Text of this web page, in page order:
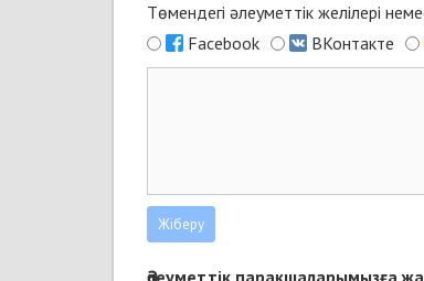
Төмендегі әлеуметтік желілері
Facebook
ВКонтакте
Әлеуметтік парақшаларымызға